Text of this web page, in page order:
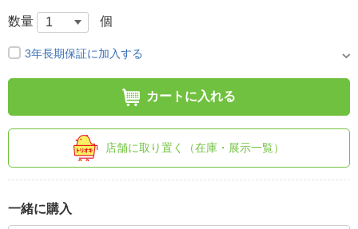
数量 個
3年長期保証に加入する
カートに入れる
店舗に取り置く（在庫・展示一覧）
一緒に購入